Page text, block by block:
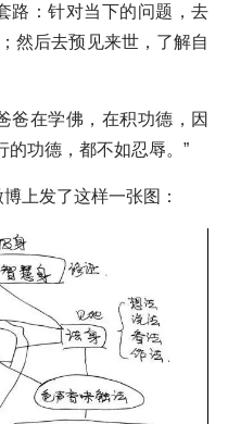
路：针对当下的问题，去
然后去预见来世，了解自
爸在学佛，在积功德，因
的功德，都不如忍辱。”
上发了这样一张图：